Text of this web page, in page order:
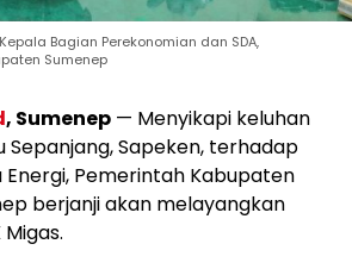
Bagian Perekonomian dan SDA,
Sumenep
, Sumenep — Menyikapi keluhan
Sepanjang, Sapeken, terhadap
Energi, Pemerintah Kabupaten
berjanji akan melayangkan